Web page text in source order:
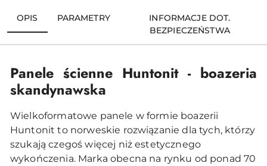
OPIS PARAMETRY
INFORMACJE DOT.
BEZPIECZEŃSTWA
Panele ścienne Huntonit - boazeria
skandynawska
Wielkoformatowe panele w formie boazerii
Huntonit to norweskie rozwiązanie dla tych, którzy
szukają czegoś więcej niż estetycznego
wykończenia. Marka obecna na rynku od ponad 70